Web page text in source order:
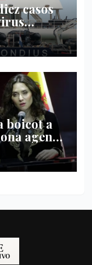
casos
MV
boicot a
agenda